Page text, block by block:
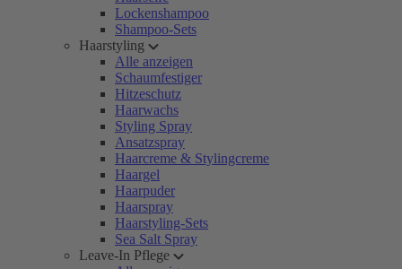
Lockenshampoo
Shampoo-Sets
Haarstyling
Alle anzeigen
Schaumfestiger
Hitzeschutz
Haarwachs
Styling Spray
Ansatzspray
Haarcreme & Stylingcreme
Haargel
Haarpuder
Haarspray
Haarstyling-Sets
Sea Salt Spray
Leave-In Pflege